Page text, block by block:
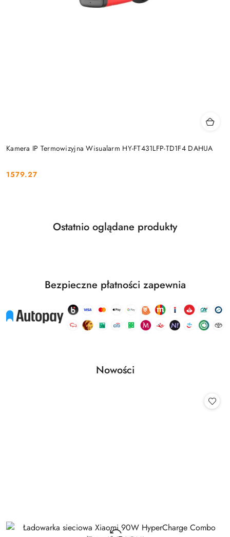
Kamera IP Termowizyjna Wisualarm HY-FT431LFP-TD1F4 DAHUA
Cena:
1579.27
Pomiń karuzelę produktów
Produkty
Ostatnio oglądane produkty
Bezpieczne płatności zapewnia
Pomiń karuzelę produktów
Produkty
Nowości